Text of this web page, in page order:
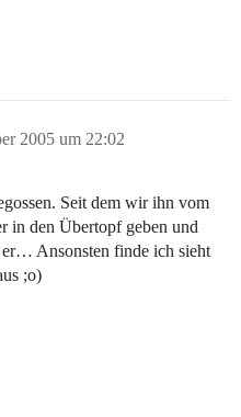
2005 um 22:02
Seit dem wir ihn vom
in den Übertopf geben und
Ansonsten finde ich sieht
;o)